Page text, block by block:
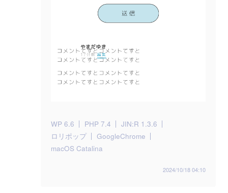
WP 6.6 PHP 7.4
JIN:R 1.3.6
ロリポップ
GoogleChrome
macOS Catalina
2024/10/18 04:10